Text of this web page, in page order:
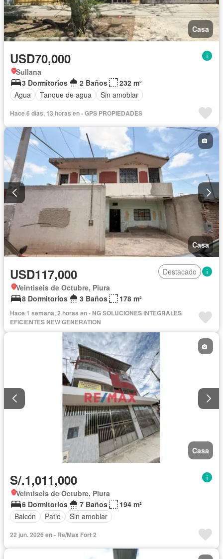
Casa
USD70,000
Sullana
3 Dormitorios
2 Baños
232 m²
Agua
Tanque de agua Sin amoblar
Hace 6 días, 13 horas en - GPS PROPIEDADES
Casa
USD117,000
Destacado
Veintiseis de Octubre, Piura
8 Dormitorios
3 Baños 178 m²
Hace 1 semana, 2 horas en - NG SOLUCIONES INTEGRALES
EFICIENTES NEW GENERATION
Casa
S/.1,011,000
Veintiseis de Octubre, Piura
6 Dormitorios
7 Baños
194 m²
Balcón
Patio Sin amoblar
22 jun. 2026 en - Re/Max Fort 2